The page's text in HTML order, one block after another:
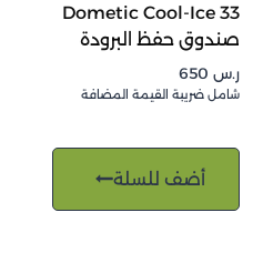
Dometic Cool-Ice 33
صندوق حفظ البرودة
ر.س
شامل ضريبة القيمة المضافة
أضف للسلة